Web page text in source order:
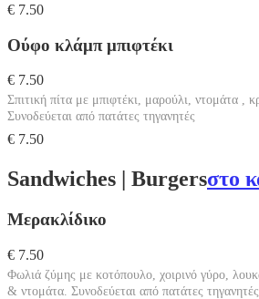
€ 7.50
Ούφο κλάμπ μπιφτέκι
€ 7.50
Σπιτική πίτα με μπιφτέκι, μαρούλι, ντομάτα ,
Συνοδεύεται από πατάτες τηγανητές
€ 7.50
Sandwiches | Burgersστο
Μερακλίδικο
€ 7.50
Φωλιά ζύμης με κοτόπουλο, χοιρινό γύρο,
& ντομάτα. Συνοδεύεται από πατάτες τηγανητές